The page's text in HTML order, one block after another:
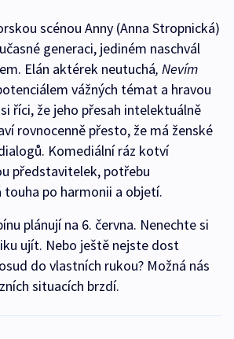
scénou Anny (Anna Stropnická)
generaci, jediném naschvál
Elán aktérek neutuchá, Nevím
vážných témat a hravou
říci, že jeho přesah intelektuálně
rovnocenně přesto, že má ženské
Komediální ráz kotví
představitelek, potřebu
po harmonii a objetí.
plánují na 6. června. Nenechte si
ujít. Nebo ještě nejste dost
do vlastních rukou? Možná nás
situacích brzdí.